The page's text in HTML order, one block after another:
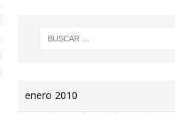
enero 2010